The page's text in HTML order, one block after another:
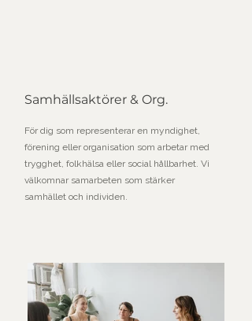
Samhällsaktörer & Org.
För dig som representerar en myndighet,
förening eller organisation som arbetar med
trygghet, folkhälsa eller social hållbarhet. Vi
välkomnar samarbeten som stärker
samhället och individen.